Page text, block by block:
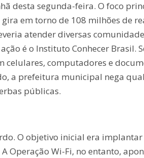
desta segunda-feira. O foco
em torno de 108 milhões de
atender diversas
é o Instituto Conhecer Brasil.
computadores e
a prefeitura municipal nega
públicas.
O objetivo inicial era
Operação Wi-Fi, no entanto,